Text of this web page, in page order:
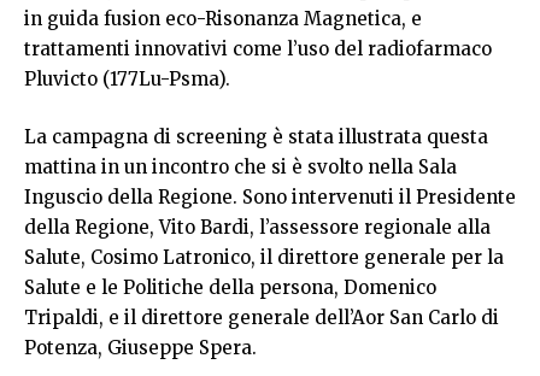
in guida fusion eco-Risonanza Magnetica, e
trattamenti innovativi come l’uso del radiofarmaco
Pluvicto (177Lu-Psma).
La campagna di screening è stata illustrata questa
mattina in un incontro che si è svolto nella Sala
Inguscio della Regione. Sono intervenuti il Presidente
della Regione, Vito Bardi, l’assessore regionale alla
Salute, Cosimo Latronico, il direttore generale per la
Salute e le Politiche della persona, Domenico
Tripaldi, e il direttore generale dell’Aor San Carlo di
Potenza, Giuseppe Spera.